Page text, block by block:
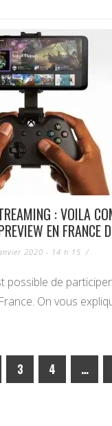
: VOILA
EN FRANCE
2020 - 14 h 15 /
possible de
On vous
3 4 …